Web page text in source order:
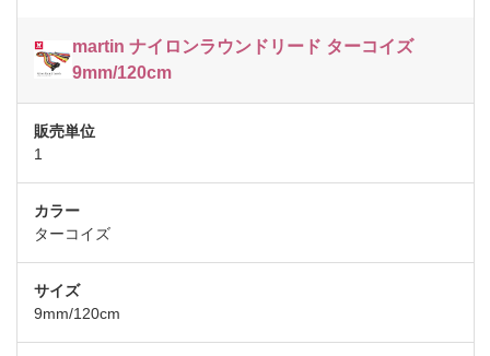
martin ナイロンラウンドリード ターコイズ
9mm/120cm
1
ターコイズ
9mm/120cm